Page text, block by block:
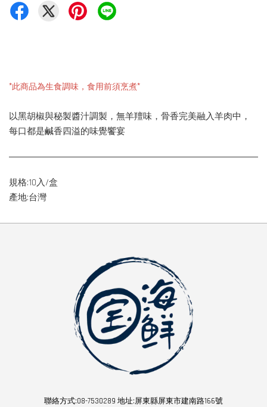
*此商品為生食調味，食用前須烹煮*
以黑胡椒與秘製醬汁調製，無羊羶味，骨香完美融入羊肉中，
每口都是鹹香四溢的味覺饗宴
規格:10入/盒
產地:台灣
聯絡方式:08-7530289 地址:屏東縣屏東市建南路166號